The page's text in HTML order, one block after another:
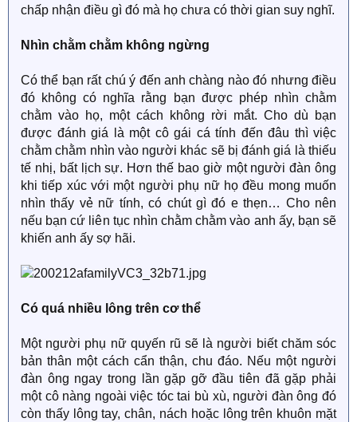
chấp nhận điều gì đó mà họ chưa có thời gian suy nghĩ.
Nhìn chằm chằm không ngừng
Có thể bạn rất chú ý đến anh chàng nào đó nhưng điều
đó không có nghĩa rằng bạn được phép nhìn chằm
chằm vào họ, một cách không rời mắt. Cho dù bạn
được đánh giá là một cô gái cá tính đến đâu thì việc
chằm chằm nhìn vào người khác sẽ bị đánh giá là thiếu
tế nhị, bất lịch sự. Hơn thế bao giờ một người đàn ông
khi tiếp xúc với một người phụ nữ họ đều mong muốn
nhìn thấy vẻ nữ tính, có chút gì đó e thẹn… Cho nên
nếu bạn cứ liên tục nhìn chằm chằm vào anh ấy, bạn sẽ
khiến anh ấy sợ hãi.
Có quá nhiều lông trên cơ thể
Một người phụ nữ quyến rũ sẽ là người biết chăm sóc
bản thân một cách cẩn thận, chu đáo. Nếu một người
đàn ông ngay trong lần gặp gỡ đầu tiên đã gặp phải
một cô nàng ngoài việc tóc tai bù xù, người đàn ông đó
còn thấy lông tay, chân, nách hoặc lông trên khuôn mặt